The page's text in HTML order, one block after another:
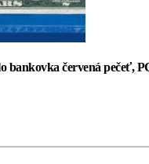
bankovka červená pečeť,